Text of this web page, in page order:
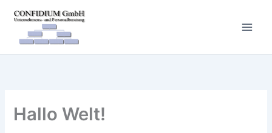
Inhalt
springen
Hallo Welt!